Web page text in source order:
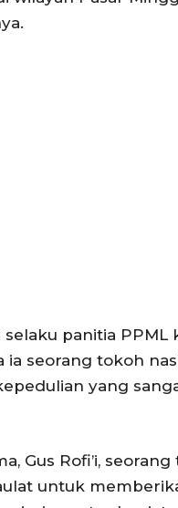
panitia PPML
ia seorang tokoh
yang
Gus Rofi’i,
untuk